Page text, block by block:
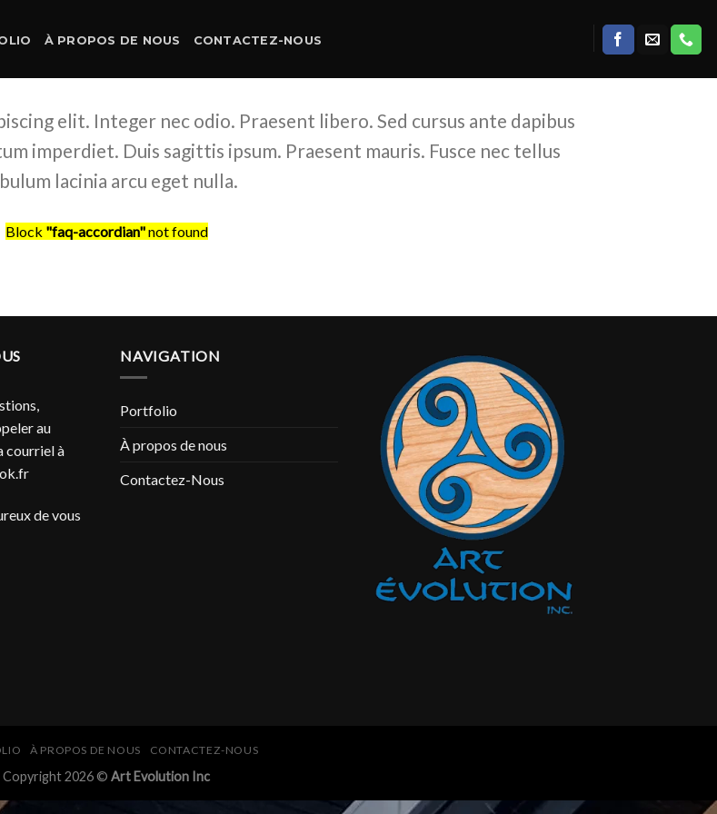
À PROPOS DE NOUS CONTACTEZ-NOUS
elit. Integer nec odio. Praesent libero. Sed cursus ante dapibus
imperdiet. Duis sagittis ipsum. Praesent mauris. Fusce nec tellus
lacinia arcu eget nulla.
Block "faq-accordian"not found
au
courriel à
de vous
NAVIGATION
Portfolio
À propos de nous
Contactez-Nous
À PROPOS DE NOUS CONTACTEZ-NOUS
Copyright 2026 © Art Evolution Inc